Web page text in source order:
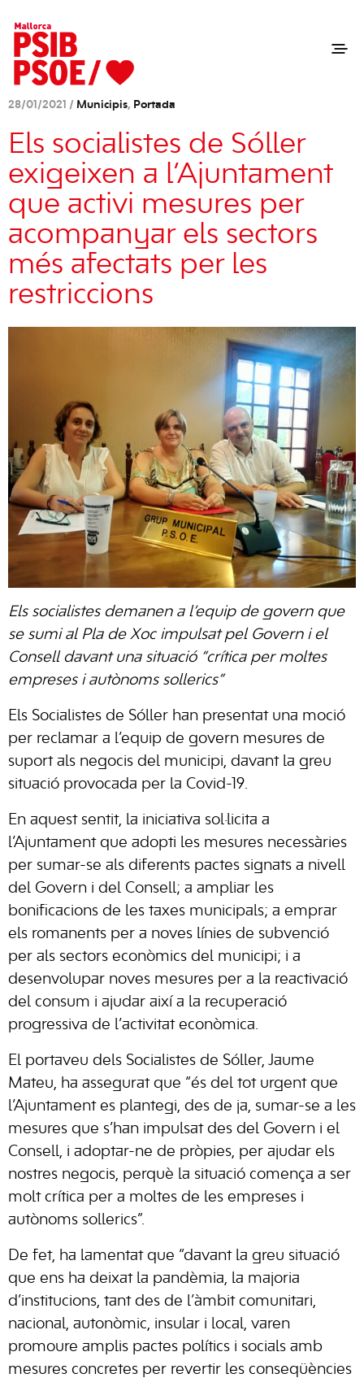
28/01/2021 / Municipis, Portada
Els socialistes de Sóller
exigeixen a l’Ajuntament
que activi mesures per
acompanyar els sectors
més afectats per les
restriccions
Els socialistes demanen a l’equip de govern que
se sumi al Pla de Xoc impulsat pel Govern i el
Consell davant una situació “crítica per moltes
empreses i autònoms sollerics”
Els Socialistes de Sóller han presentat una moció
per reclamar a l’equip de govern mesures de
suport als negocis del municipi, davant la greu
situació provocada per la Covid-19.
En aquest sentit, la iniciativa sol·licita a
l’Ajuntament que adopti les mesures necessàries
per sumar-se als diferents pactes signats a nivell
del Govern i del Consell; a ampliar les
bonificacions de les taxes municipals; a emprar
els romanents per a noves línies de subvenció
per als sectors econòmics del municipi; i a
desenvolupar noves mesures per a la reactivació
del consum i ajudar així a la recuperació
progressiva de l’activitat econòmica.
El portaveu dels Socialistes de Sóller, Jaume
Mateu, ha assegurat que “és del tot urgent que
l’Ajuntament es plantegi, des de ja, sumar-se a les
mesures que s’han impulsat des del Govern i el
Consell, i adoptar-ne de pròpies, per ajudar els
nostres negocis, perquè la situació comença a ser
molt crítica per a moltes de les empreses i
autònoms sollerics”.
De fet, ha lamentat que “davant la greu situació
que ens ha deixat la pandèmia, la majoria
d’institucions, tant des de l’àmbit comunitari,
nacional, autonòmic, insular i local, varen
promoure amplis pactes polítics i socials amb
mesures concretes per revertir les conseqüències